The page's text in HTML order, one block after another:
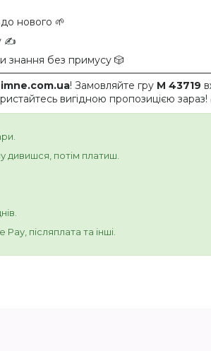
нового 🌱
✍️
знання без примусу 🎲
imne.com.ua! Замовляйте гру M 43719
вигідною пропозицією зараз!
дивишся, потім платиш.
післяплата та інші.